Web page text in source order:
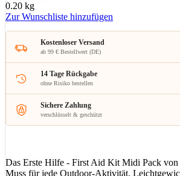
0.20 kg
Zur Wunschliste hinzufügen
Kostenloser Versand
ab 99 € Bestellwert (DE)
14 Tage Rückgabe
ohne Risiko bestellen
Sichere Zahlung
verschlüsselt & geschützt
Das Erste Hilfe - First Aid Kit Midi Pack von
Muss für jede Outdoor-Aktivität.